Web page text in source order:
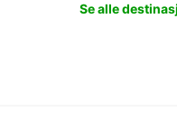
Se alle